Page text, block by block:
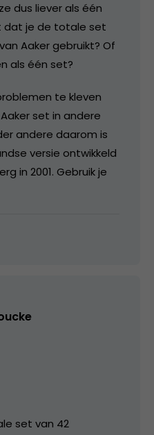
dus liever als één
dat je de totale set
Aaker gebruikt? Of
als één set?
te kleven
set in andere
andere daarom is
versie ontwikkeld
in 2001. Gebruik je
set van 42